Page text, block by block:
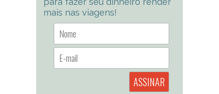
mais nas viagens!